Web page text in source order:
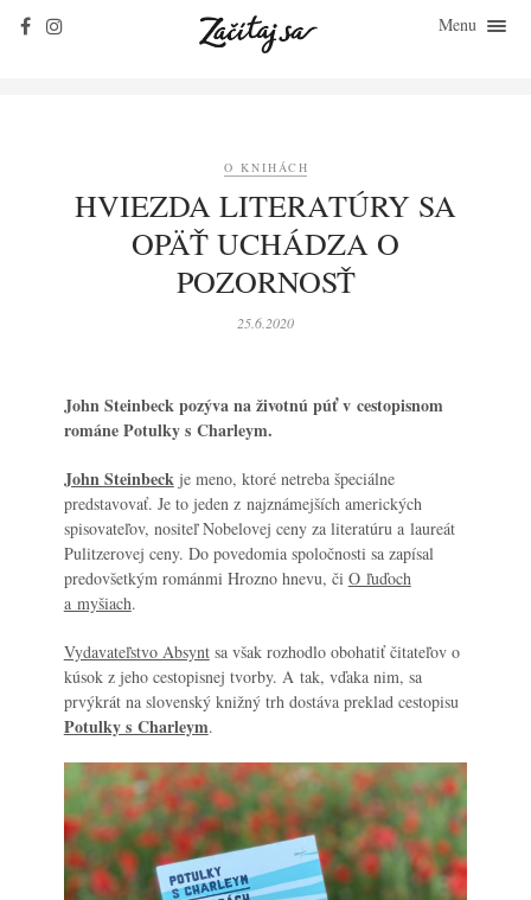
Menu
ROZHOVORY
KONTAKT
O KNIHÁCH
HVIEZDA LITERATÚRY SA
OPÄŤ UCHÁDZA O
POZORNOSŤ
25.6.2020
John Steinbeck pozýva na životnú púť v cestopisnom
románe Potulky s Charleym.
John Steinbeck je meno, ktoré netreba špeciálne
predstavovať. Je to jeden z najznámejších amerických
spisovateľov, nositeľ Nobelovej ceny za literatúru a laureát
Pulitzerovej ceny. Do povedomia spoločnosti sa zapísal
predovšetkým románmi Hrozno hnevu, či O ľuďoch
a myšiach.
Vydavateľstvo Absyntsa však rozhodlo obohatiť čitateľov o
kúsok z jeho cestopisnej tvorby. A tak, vďaka nim, sa
prvýkrát na slovenský knižný trh dostáva preklad cestopisu
Potulky s Charleym.